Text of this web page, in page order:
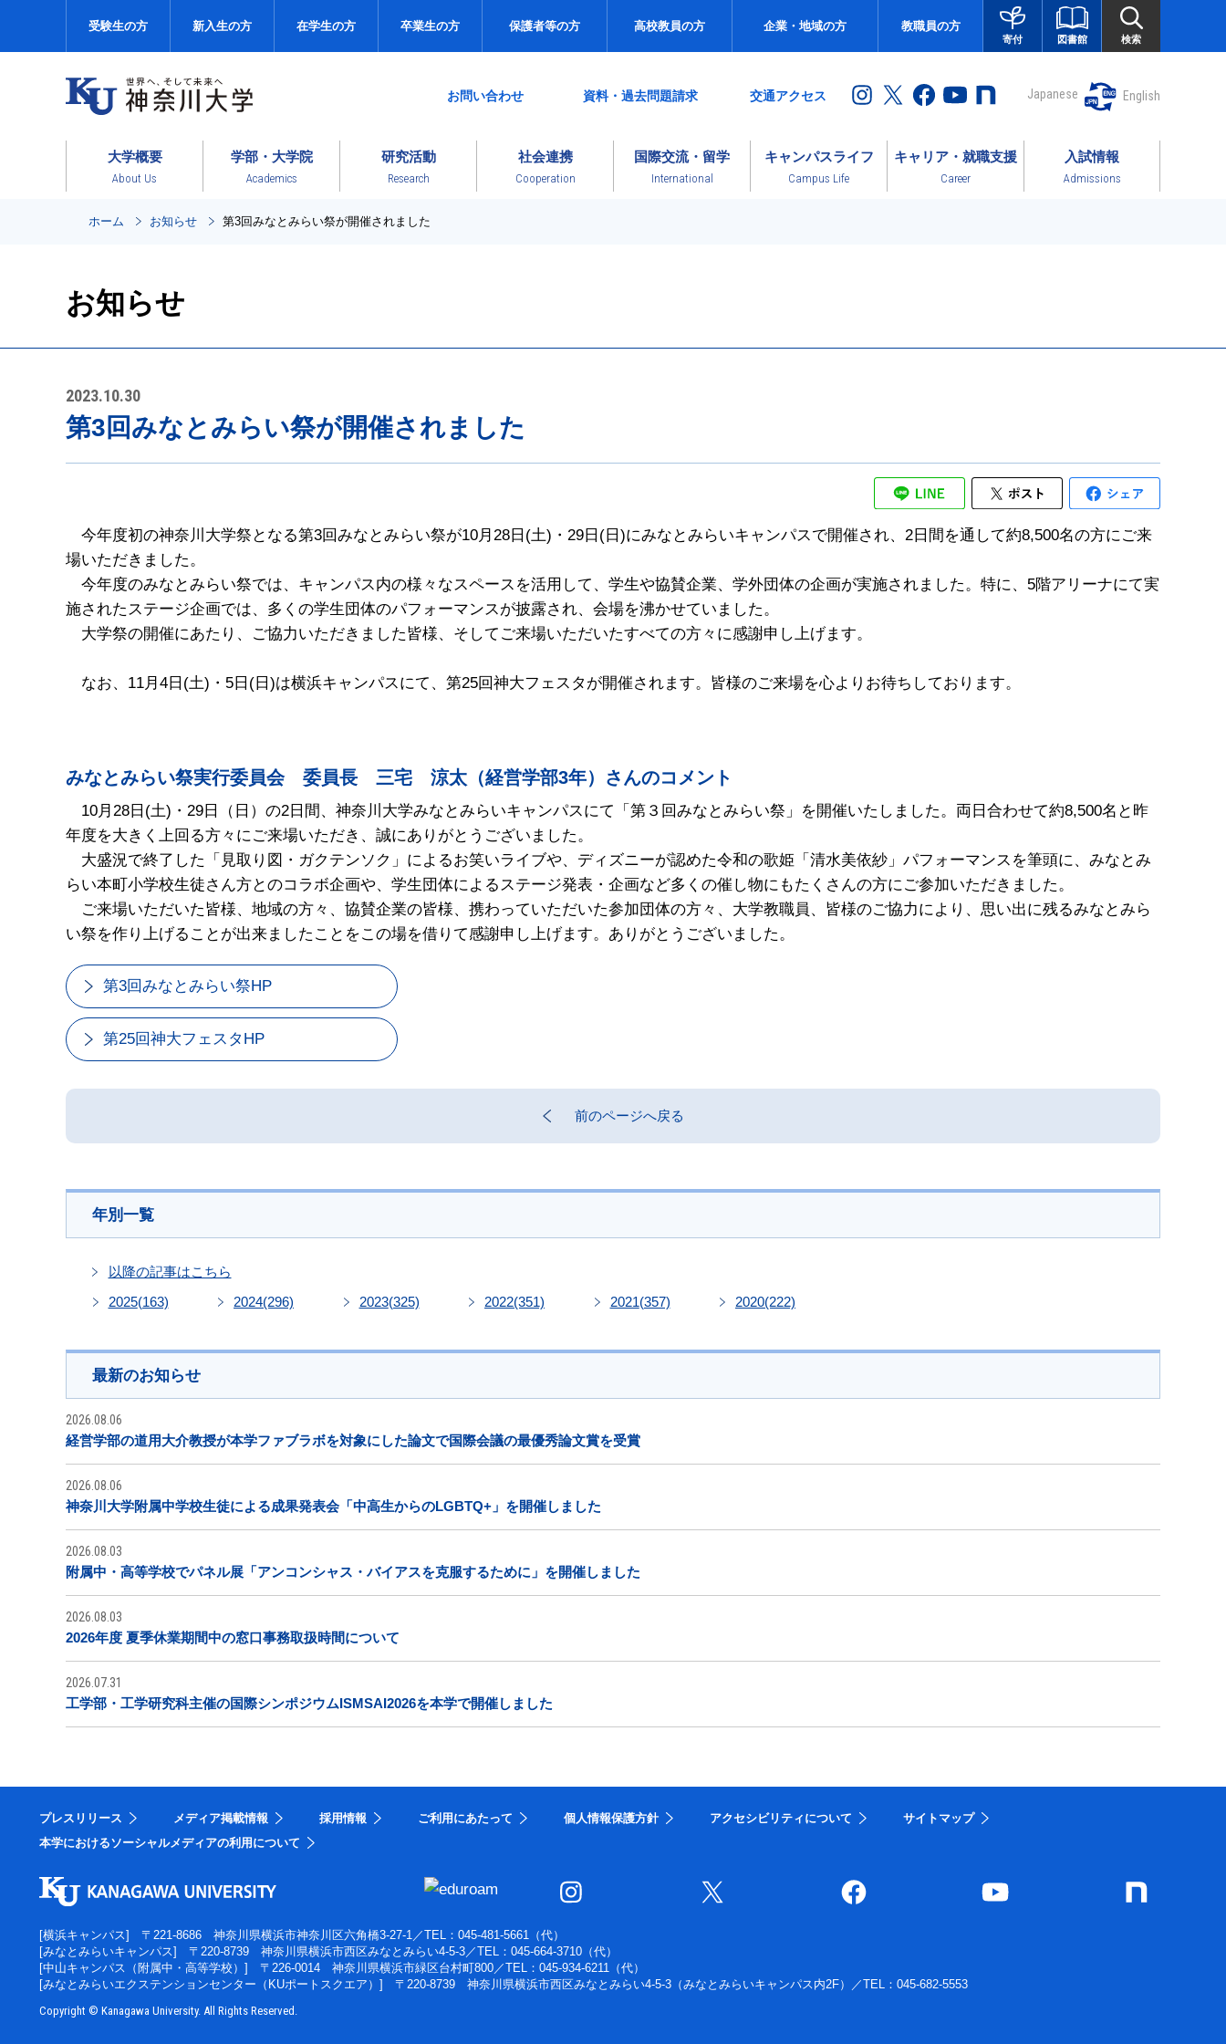
受験生の方 新入生の方 在学生の方 卒業生の方 保護者等の方 高校教員の方 企業・地域の方 教職員の方
寄付 図書館 検索
お問い合わせ 資料・過去問題請求 交通アクセス Japanese English
大学概要
About Us
学部・大学院
Academics
研究活動
Research
社会連携
Cooperation
国際交流・留学
International
キャンパスライフ
Campus Life
キャリア・就職支援
Career
入試情報
Admissions
ホーム お知らせ 第3回みなとみらい祭が開催されました
お知らせ
2023.10.30
第3回みなとみらい祭が開催されました
今年度初の神奈川大学祭となる第3回みなとみらい祭が10月28日(土)・29日(日)にみなとみらいキャンパスで開催され、2日間を通して約8,500名の方にご来
場いただきました。
今年度のみなとみらい祭では、キャンパス内の様々なスペースを活用して、学生や協賛企業、学外団体の企画が実施されました。特に、5階アリーナにて実
施されたステージ企画では、多くの学生団体のパフォーマンスが披露され、会場を沸かせていました。
大学祭の開催にあたり、ご協力いただきました皆様、そしてご来場いただいたすべての方々に感謝申し上げます。
なお、11月4日(土)・5日(日)は横浜キャンパスにて、第25回神大フェスタが開催されます。皆様のご来場を心よりお待ちしております。
みなとみらい祭実行委員会 委員長 三宅 涼太（経営学部3年）さんのコメント
10月28日(土)・29日（日）の2日間、神奈川大学みなとみらいキャンパスにて「第３回みなとみらい祭」を開催いたしました。両日合わせて約8,500名と昨
年度を大きく上回る方々にご来場いただき、誠にありがとうございました。
大盛況で終了した「見取り図・ガクテンソク」によるお笑いライブや、ディズニーが認めた令和の歌姫「清水美依紗」パフォーマンスを筆頭に、みなとみ
らい本町小学校生徒さん方とのコラボ企画や、学生団体によるステージ発表・企画など多くの催し物にもたくさんの方にご参加いただきました。
ご来場いただいた皆様、地域の方々、協賛企業の皆様、携わっていただいた参加団体の方々、大学教職員、皆様のご協力により、思い出に残るみなとみら
い祭を作り上げることが出来ましたことをこの場を借りて感謝申し上げます。ありがとうございました。
第3回みなとみらい祭HP
第25回神大フェスタHP
前のページへ戻る
年別一覧
以降の記事はこちら
2025(163) 2024(296) 2023(325) 2022(351) 2021(357) 2020(222)
最新のお知らせ
2026.08.06
経営学部の道用大介教授が本学ファブラボを対象にした論文で国際会議の最優秀論文賞を受賞
2026.08.06
神奈川大学附属中学校生徒による成果発表会「中高生からのLGBTQ+」を開催しました
2026.08.03
附属中・高等学校でパネル展「アンコンシャス・バイアスを克服するために」を開催しました
2026.08.03
2026年度 夏季休業期間中の窓口事務取扱時間について
2026.07.31
工学部・工学研究科主催の国際シンポジウムISMSAI2026を本学で開催しました
プレスリリース メディア掲載情報 採用情報 ご利用にあたって 個人情報保護方針 アクセシビリティについて
サイトマップ
本学におけるソーシャルメディアの利用について
[横浜キャンパス] 〒221-8686 神奈川県横浜市神奈川区六角橋3-27-1 ／TEL：045-481-5661（代）
[みなとみらいキャンパス] 〒220-8739 神奈川県横浜市西区みなとみらい4-5-3 ／TEL：045-664-3710（代）
[中山キャンパス（附属中・高等学校）] 〒226-0014 神奈川県横浜市緑区台村町800 ／TEL：045-934-6211（代）
[みなとみらいエクステンションセンター（KUポートスクエア）] 〒220-8739 神奈川県横浜市西区みなとみらい4-5-3（みなとみらいキャンパス内2F） ／TEL：045-682-5553
Copyright © Kanagawa University. All Rights Reserved.